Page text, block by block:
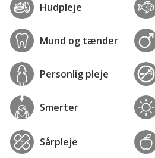
Hudpleje
Mund og tænder
Personlig pleje
Smerter
Sårpleje